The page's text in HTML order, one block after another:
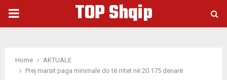
PRIMARY
TOP Shqip
Home
AKTUALE
Prej marsit paga minimale do të rritet në 20.175 denarë